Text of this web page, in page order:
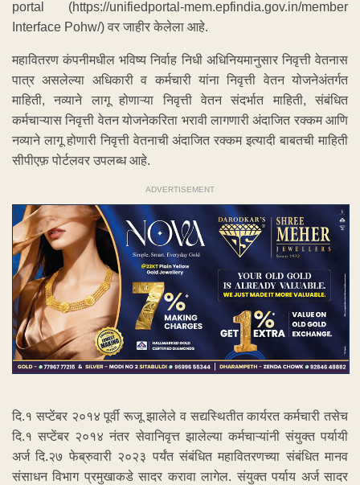
portal (https://unifiedportal-mem.epfindia.gov.in/member
Interface Pohw/) वर जाहीर केलेला आहे.
महावितरण कंपनीमधील भविष्य निर्वाह निधी अधिनियमानुसार निवृत्ती वेतनास
पात्र असलेल्या अधिकारी व कर्मचारी यांना निवृत्ती वेतन योजनेअंतर्गत
माहिती, नव्याने लागू होणाऱ्या निवृत्ती वेतन संदर्भात माहिती, संबंधित
कर्मचाऱ्यास निवृत्ती वेतन योजनेकरिता भरावी लागणारी अंदाजित रक्कम आणि
नव्याने लागू होणारी निवृत्ती वेतनाची अंदाजित रक्कम इत्यादी बाबतची माहिती
सीपीएफ़ पोर्टलवर उपलब्ध आहे.
ADVERTISEMENT
दि.१ सप्टेंबर २०१४ पूर्वी रूजू झालेले व सद्यस्थितीत कार्यरत कर्मचारी तसेच
दि.१ सप्टेंबर २०१४ नंतर सेवानिवृत्त झालेल्या कर्मचाऱ्यांनी संयुक्त पर्यायी
अर्ज दि.२७ फेब्रुवारी २०२३ पर्यंत संबंधित महावितरणच्या संबंधित मानव
संसाधन विभाग प्रमुखाकडे सादर करावा लागेल. संयुक्त पर्याय अर्ज सादर